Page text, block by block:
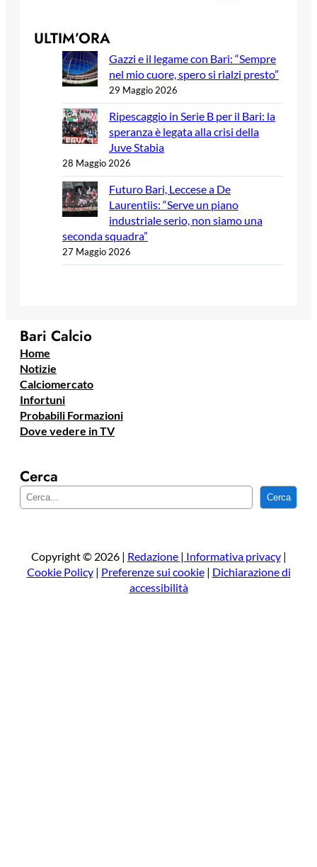
ULTIM’ORA
Gazzi e il legame con Bari: “Sempre
nel mio cuore, spero si rialzi presto”
29 Maggio 2026
Ripescaggio in Serie B per il Bari: la
speranza è legata alla crisi della
Juve Stabia
28 Maggio 2026
Futuro Bari, Leccese a De
Laurentiis: “Serve un piano
industriale serio, non siamo una
seconda squadra”
27 Maggio 2026
Bari Calcio
Home
Notizie
Calciomercato
Infortuni
Probabili Formazioni
Dove vedere in TV
Cerca
e
a
Cerca
Copyright © 2026 | Redazione | Informativa privacy|
Cookie Policy| Preferenze sui cookie| Dichiarazione di
accessibilità